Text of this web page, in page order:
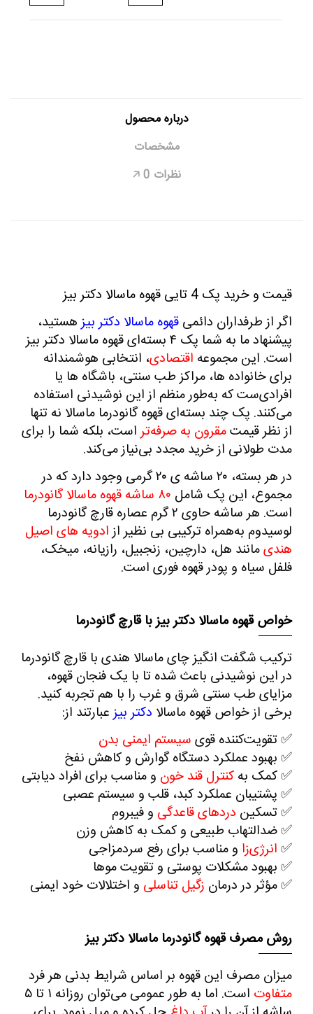
درباره محصول
مشخصات
نظرات 0
🡥
قیمت و خرید پک 4 تایی قهوه ماسالا دکتر بیز
اگر از طرفداران دائمی قهوه ماسالا دکتر بیز هستید،
پیشنهاد ما به شما پک ۴ بسته‌ای قهوه ماسالا دکتر بیز
است. این مجموعه اقتصادی، انتخابی هوشمندانه
برای خانواده‌ ها، مراکز طب سنتی، باشگاه‌ ها یا
افرادی‌ست که به‌طور منظم از این نوشیدنی استفاده
می‌کنند. پک چند بسته‌ای قهوه گانودرما ماسالا نه تنها
از نظر قیمتمقرون ‌به ‌صرفه‌تر است، بلکه شما را برای
مدت طولانی از خرید مجدد بی‌نیاز می‌کند.
در هر بسته، ۲۰ ساشه ‌ی ۲۰گرمی وجود دارد که در
مجموع، این پک شامل ۸۰ ساشه قهوه ماسالا گانودرما
است. هر ساشه حاوی ۲گرم عصاره قارچ گانودرما
لوسیدوم به‌همراه ترکیبی بی ‌نظیر ازادویه ‌های اصیل
هندیمانند هل، دارچین، زنجبیل، رازیانه، میخک،
فلفل سیاه و پودر قهوه فوری است.
خواص قهوه ماسالا دکتر بیز با قارچ گانودرما
ترکیب شگفت ‌انگیز چای ماسالا هندی با قارچ گانودرما
در این نوشیدنی باعث شده تا با یک فنجان قهوه،
مزایای طب سنتی شرق و غرب را با هم تجربه کنید.
برخی از خواص قهوه ماسالا دکتر بیز عبارتند از:
✅تقویت‌کننده قوی سیستم ایمنی بدن
✅ بهبود عملکرد دستگاه گوارش و کاهش نفخ
✅کمک به کنترل قند خون و مناسب برای افراد دیابتی
✅ پشتیبان عملکردکبد، قلب و سیستم عصبی
✅تسکین دردهای قاعدگی و فیبروم
✅ضدالتهاب طبیعی و کمک به کاهش وزن
✅ انرژی‌زا و مناسب برای رفع سردمزاجی
✅ بهبودمشکلات پوستی و تقویت موها
✅مؤثر در درمان زگیل تناسلی و اختلالات خود ایمنی
روش مصرف قهوه گانودرما ماسالا دکتر بیز
میزان مصرف این قهوه بر اساس شرایط بدنی هر فرد
متفاوت است. اما به‌ طور عمومی می‌توان روزانه ۱ تا ۵